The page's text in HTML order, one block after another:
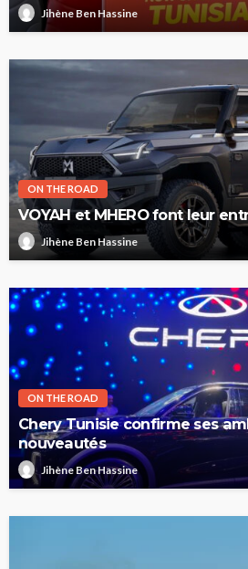
Jihène Ben Hassine
ON THE ROAD
VOYAH et MHERO font leur
Jihène Ben Hassine
ON THE ROAD
Chery Tunisie confirme ses
nouveautés
Jihène Ben Hassine